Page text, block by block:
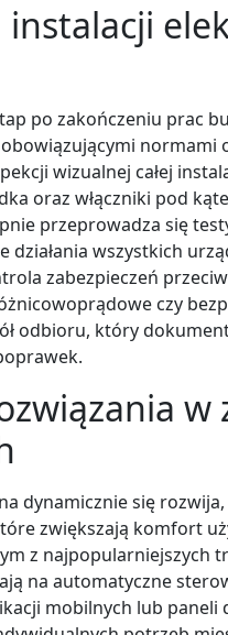
po zakończeniu prac
normami
wizualnej całej
oraz włączniki pod
przeprowadza się
wszystkich
zabezpieczeń
czy
odbioru, który
w
dynamicznie się
zwiększają komfort
z najpopularniejszych
na automatyczne
mobilnych lub paneli